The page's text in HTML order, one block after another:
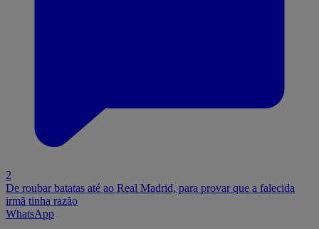
2
De roubar batatas até ao Real Madrid, para provar que a falecida
irmã tinha razão
WhatsApp